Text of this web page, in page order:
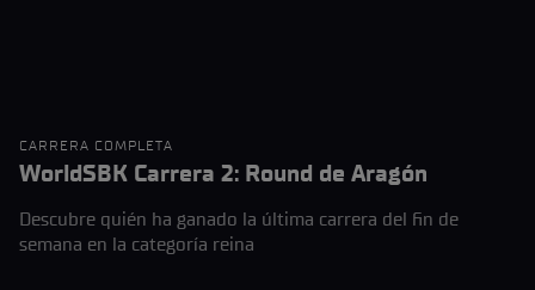
CARRERA COMPLETA
WorldSBK Carrera 2: Round de Aragón
Descubre quién ha ganado la última carrera del fin de
semana en la categoría reina